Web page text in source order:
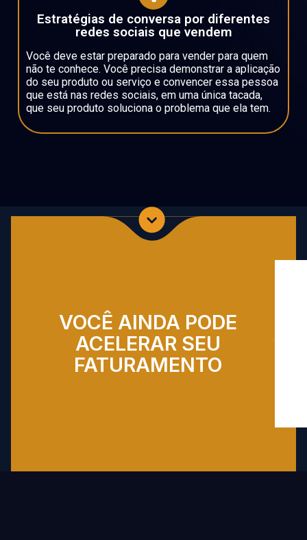
Estratégias de conversa por diferentes
redes sociais que vendem
Você deve estar preparado para vender para quem
não te conhece. Você precisa demonstrar a aplicação
do seu produto ou serviço e convencer essa pessoa
que está nas redes sociais, em uma única tacada,
que seu produto soluciona o problema que ela tem.
VOCÊ AINDA PODE
ACELERAR SEU
FATURAMENTO​
JÁ